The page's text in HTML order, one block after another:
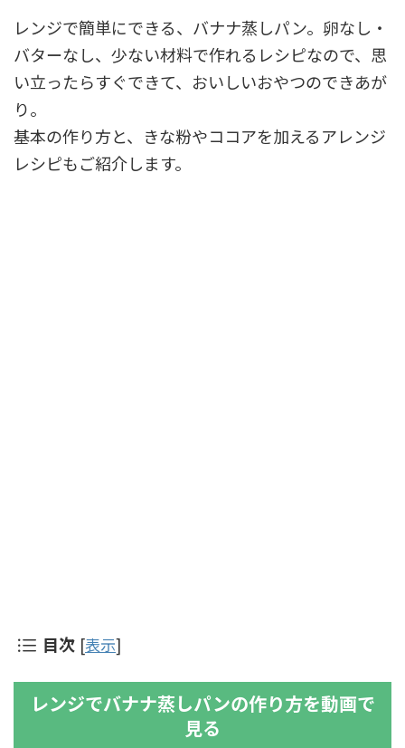
レンジで簡単にできる、バナナ蒸しパン。卵なし・
バターなし、少ない材料で作れるレシピなので、思
い立ったらすぐできて、おいしいおやつのできあが
り。
基本の作り方と、きな粉やココアを加えるアレンジ
レシピもご紹介します。
目次 [表示]
レンジでバナナ蒸しパンの作り方を動画で
見る